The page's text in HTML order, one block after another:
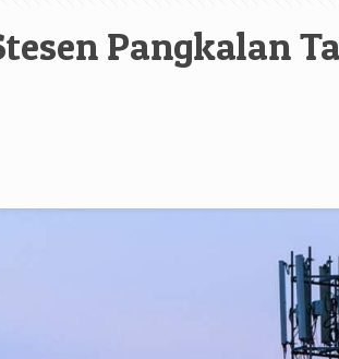
Pangkalan